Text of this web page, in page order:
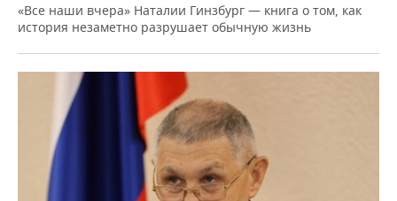
«Все наши вчера» Наталии Гинзбург — книга о том, как
история незаметно разрушает обычную жизнь